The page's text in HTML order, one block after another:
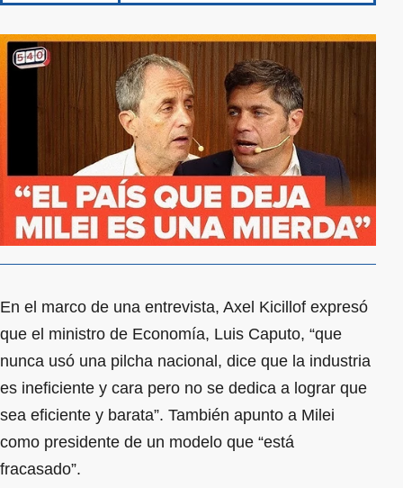
En el marco de una entrevista, Axel Kicillof expresó
que el ministro de Economía, Luis Caputo, “que
nunca usó una pilcha nacional, dice que la industria
es ineficiente y cara pero no se dedica a lograr que
sea eficiente y barata”. También apunto a Milei
como presidente de un modelo que “está
fracasado”.